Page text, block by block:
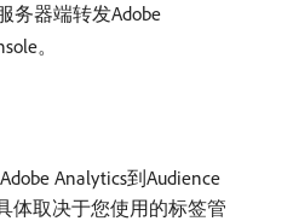
务器端转发Adobe
。
Analytics到Audience
体取决于您使用的标签管